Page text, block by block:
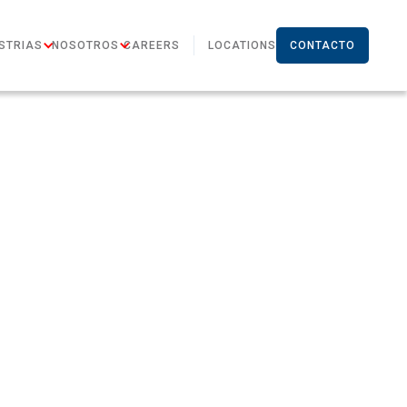
NOSOTROS CAREERS LOCATIONS CONTACTO